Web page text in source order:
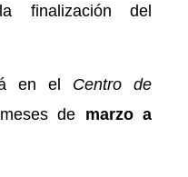
finalización del
en el Centro de
de marzo a